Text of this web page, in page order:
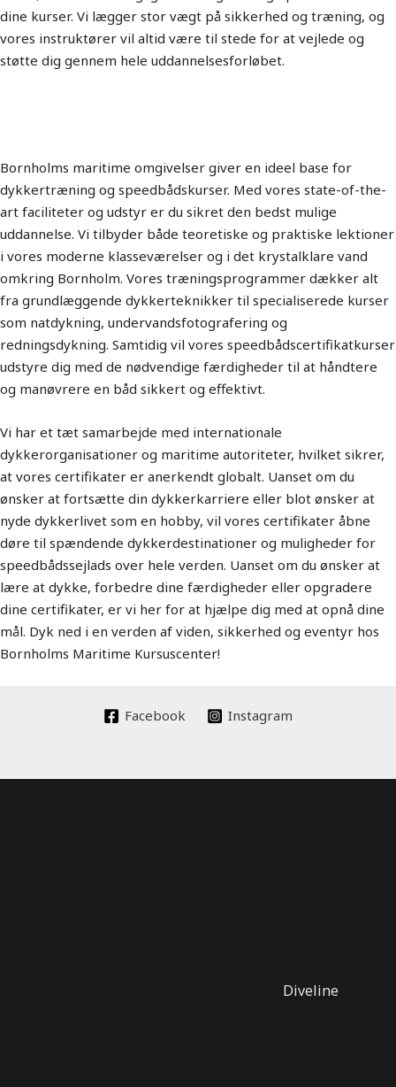
dine kurser. Vi lægger stor vægt på sikkerhed og træning, og
vores instruktører vil altid være til stede for at vejlede og
støtte dig gennem hele uddannelsesforløbet.
Bornholms maritime omgivelser giver en ideel base for
dykkertræning og speedbådskurser. Med vores state-of-the-
art faciliteter og udstyr er du sikret den bedst mulige
uddannelse. Vi tilbyder både teoretiske og praktiske lektioner
i vores moderne klasseværelser og i det krystalklare vand
omkring Bornholm. Vores træningsprogrammer dækker alt
fra grundlæggende dykkerteknikker til specialiserede kurser
som natdykning, undervandsfotografering og
redningsdykning. Samtidig vil vores speedbådscertifikatkurser
udstyre dig med de nødvendige færdigheder til at håndtere
og manøvrere en båd sikkert og effektivt.
Vi har et tæt samarbejde med internationale
dykkerorganisationer og maritime autoriteter, hvilket sikrer,
at vores certifikater er anerkendt globalt. Uanset om du
ønsker at fortsætte din dykkerkarriere eller blot ønsker at
nyde dykkerlivet som en hobby, vil vores certifikater åbne
døre til spændende dykkerdestinationer og muligheder for
speedbådssejlads over hele verden. Uanset om du ønsker at
lære at dykke, forbedre dine færdigheder eller opgradere
dine certifikater, er vi her for at hjælpe dig med at opnå dine
mål. Dyk ned i en verden af viden, sikkerhed og eventyr hos
Bornholms Maritime Kursuscenter!
Facebook Instagram
Diveline